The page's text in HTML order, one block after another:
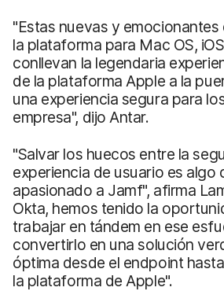
"Estas nuevas y
la plataforma para Mac OS,
conllevan la legendaria
de la plataforma Apple a la
una experiencia segura para
empresa", dijo Antar.
"Salvar los huecos entre la
experiencia de usuario es algo
apasionado a Jamf", afirma
Okta, hemos tenido la
trabajar en tándem en ese
convertirlo en una solución
óptima desde el endpoint
la plataforma de Apple".